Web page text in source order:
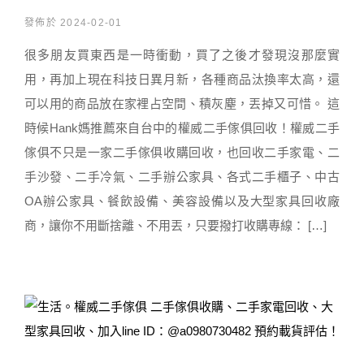
發佈於 2024-02-01
很多朋友買東西是一時衝動，買了之後才發現沒那麼實
用，再加上現在科技日異月新，各種商品汰換率太高，還
可以用的商品放在家裡占空間、積灰塵，丟掉又可惜。 這
時候Hank媽推薦來自台中的權威二手傢俱回收！權威二手
傢俱不只是一家二手傢俱收購回收，也回收二手家電、二
手沙發、二手冷氣、二手辦公家具、各式二手櫃子、中古
OA辦公家具、餐飲設備、美容設備以及大型家具回收廠
商，讓你不用斷捨離、不用丟，只要撥打收購專線： […]